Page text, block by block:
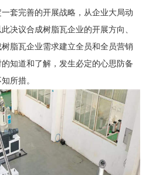
套完善的开展战略，从企业大局动
决议合成树脂瓦企业的开展方向、
脂瓦企业需求建立全员和全员营销
知道和了解，发生必定的心思防备
所措。